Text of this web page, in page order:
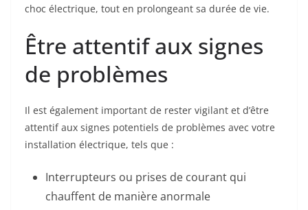
choc électrique, tout en prolongeant sa durée de vie.
Être attentif aux signes
de problèmes
Il est également important de rester vigilant et d’être
attentif aux signes potentiels de problèmes avec votre
installation électrique, tels que :
Interrupteurs ou prises de courant qui
chauffent de manière anormale